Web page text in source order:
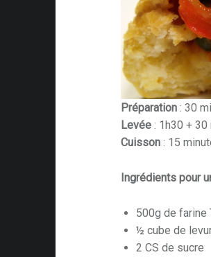
Préparation : 30
Levée : 1h30 + 30
Cuisson : 15
Ingrédients pour
500g de farine
½ cube de
2 CS de sucre